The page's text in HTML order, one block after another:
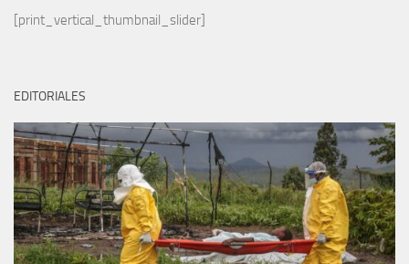
[print_vertical_thumbnail_slider]
EDITORIALES